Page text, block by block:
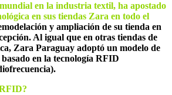
en la industria textil, ha apostado
ógica en sus tiendas Zara en todo el
y ampliación de su tienda en
Al igual que en otras tiendas de
Zara Paraguay adoptó un modelo de
en la tecnología RFID